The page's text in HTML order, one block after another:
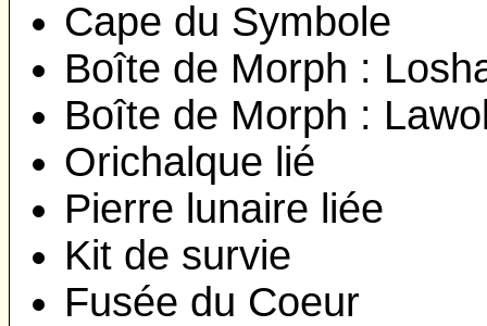
Cape du Symbole
Boîte de Morph :
Boîte de Morph :
Orichalque lié
Pierre lunaire liée
Kit de survie
Fusée du Coeur